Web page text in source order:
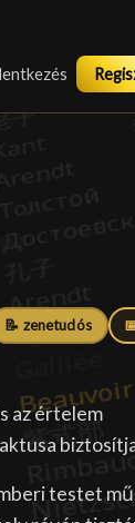
📝 zenetudós
az értelem
testet